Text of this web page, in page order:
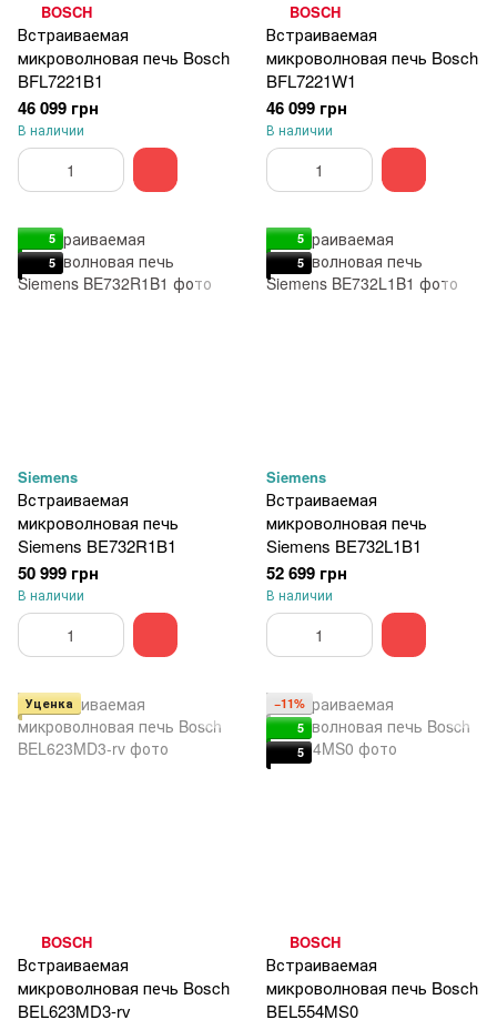
BOSCH
Встраиваемая
микроволновая печь Bosch
BFL7221B1
46 099 грн
В наличии
BOSCH
Встраиваемая
микроволновая печь Bosch
BFL7221W1
46 099 грн
В наличии
5
5
Siemens
Встраиваемая
микроволновая печь
Siemens BE732R1B1
50 999 грн
В наличии
5
5
Siemens
Встраиваемая
микроволновая печь
Siemens BE732L1B1
52 699 грн
В наличии
Уценка
BOSCH
Встраиваемая
микроволновая печь Bosch
BEL623MD3-rv
−11%
5
5
BOSCH
Встраиваемая
микроволновая печь Bosch
BEL554MS0